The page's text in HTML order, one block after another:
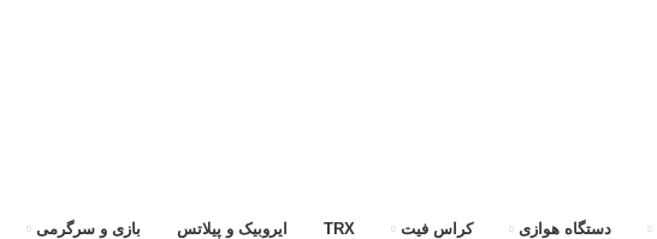
دستگاه هوازی کراس فیت TRX ایروبیک و پیلاتس بازی و سرگرمی